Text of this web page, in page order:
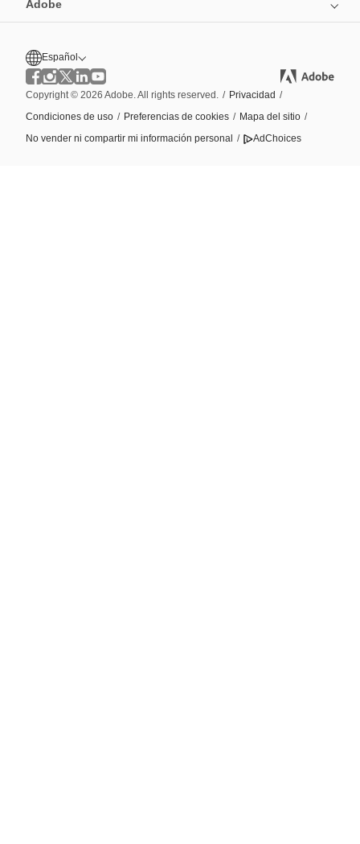
Adobe
Español
Copyright © 2026 Adobe. All rights reserved. / Privacidad /
Condiciones de uso / Preferencias de cookies / Mapa del sitio /
No vender ni compartir mi información personal / AdChoices